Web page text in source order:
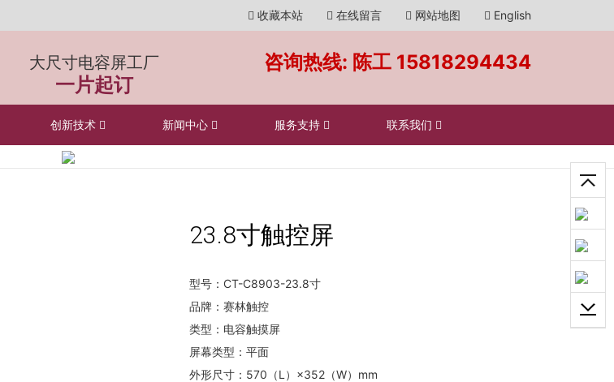
收藏本站 在线留言 网站地图 English
大尺寸电容屏工厂
一片起订
咨询热线: 陈工 15818294434
创新技术 新闻中心 服务支持 联系我们
23.8寸触控屏
型号：CT-C8903-23.8寸
品牌：赛林触控
类型：电容触摸屏
屏幕类型：平面
外形尺寸：570（L）×352（W）mm